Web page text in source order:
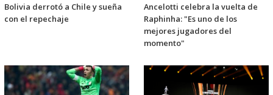
Bolivia derrotó a Chile y sueña
con el repechaje
Ancelotti celebra la vuelta de
Raphinha: "Es uno de los
mejores jugadores del
momento"